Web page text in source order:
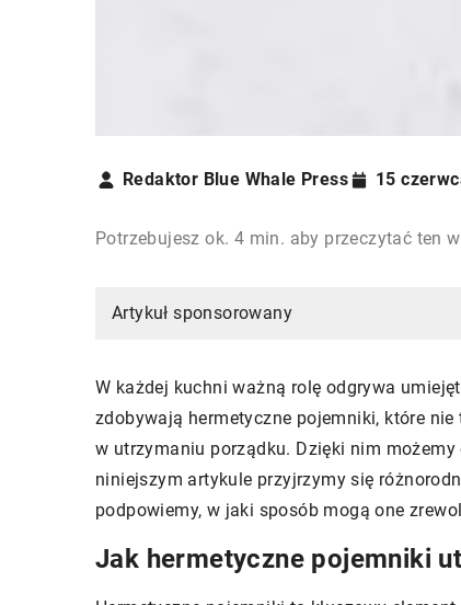
Redaktor Blue Whale Press 15
Potrzebujesz ok. 4 min. aby przeczytać ten
Artykuł sponsorowany
W każdej kuchni ważną rolę odgrywa
zdobywają hermetyczne pojemniki, które
w utrzymaniu porządku. Dzięki nim
niniejszym artykule przyjrzymy się
podpowiemy, w jaki sposób mogą one
Jak hermetyczne pojemniki